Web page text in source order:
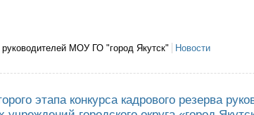
МОУ ГО "город Якутск"
Новости
этапа конкурса кадрового резерва